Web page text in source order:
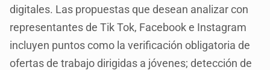
digitales. Las propuestas que desean analizar con
representantes de Tik Tok, Facebook e Instagram
incluyen puntos como la verificación obligatoria de
ofertas de trabajo dirigidas a jóvenes; detección de